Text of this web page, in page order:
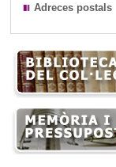
Adreces postals